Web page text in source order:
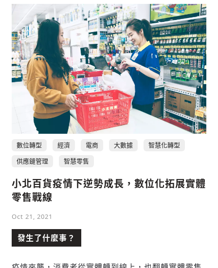
數位轉型 經濟 電商 大數據
智慧化轉型
供應鏈管理
智慧零售
小北百貨疫情下逆勢成長，數位化拓展實體
零售戰線
Oct 21, 2021
發生了什麼事？